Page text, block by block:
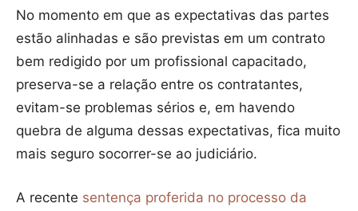
No momento em que as expectativas das partes
estão alinhadas e são previstas em um contrato
bem redigido por um profissional capacitado,
preserva-se a relação entre os contratantes,
evitam-se problemas sérios e, em havendo
quebra de alguma dessas expectativas, fica muito
mais seguro socorrer-se ao judiciário.
A recente sentença proferida no processo da